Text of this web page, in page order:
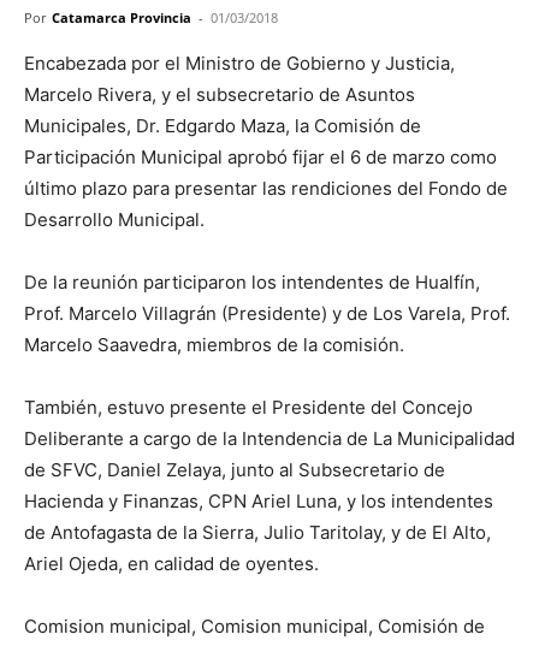
Por Catamarca Provincia - 01/03/2018
Encabezada por el Ministro de Gobierno y Justicia,
Marcelo Rivera, y el subsecretario de Asuntos
Municipales, Dr. Edgardo Maza, la Comisión de
Participación Municipal aprobó fijar el 6 de marzo como
último plazo para presentar las rendiciones del Fondo de
Desarrollo Municipal.
De la reunión participaron los intendentes de Hualfín,
Prof. Marcelo Villagrán (Presidente) y de Los Varela, Prof.
Marcelo Saavedra, miembros de la comisión.
También, estuvo presente el Presidente del Concejo
Deliberante a cargo de la Intendencia de La Municipalidad
de SFVC, Daniel Zelaya, junto al Subsecretario de
Hacienda y Finanzas, CPN Ariel Luna, y los intendentes
de Antofagasta de la Sierra, Julio Taritolay, y de El Alto,
Ariel Ojeda, en calidad de oyentes.
Comision municipal, Comision municipal, Comisión de